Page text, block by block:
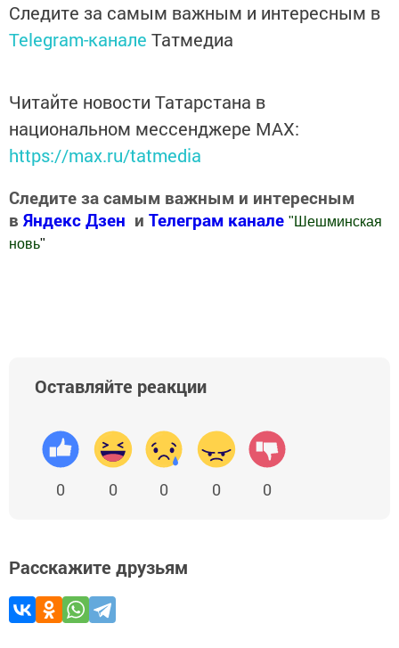
Следите за самым важным и интересным в
Telegram-канале Татмедиа
Читайте новости Татарстана в
национальном мессенджере MАХ:
https://max.ru/tatmedia
Следите за самым важным и интересным
в Яндекс Дзен и Телеграм канале " Шешминская
новь"
Оставляйте реакции
0 0 0 0 0
Расскажите друзьям